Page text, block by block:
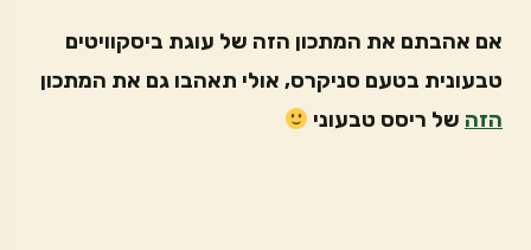
אם אהבתם את המתכון הזה של עוגת ביסקוויטים
טבעונית בטעם סניקרס, אולי תאהבו גם את המתכון
הזה של ריסס טבעוני